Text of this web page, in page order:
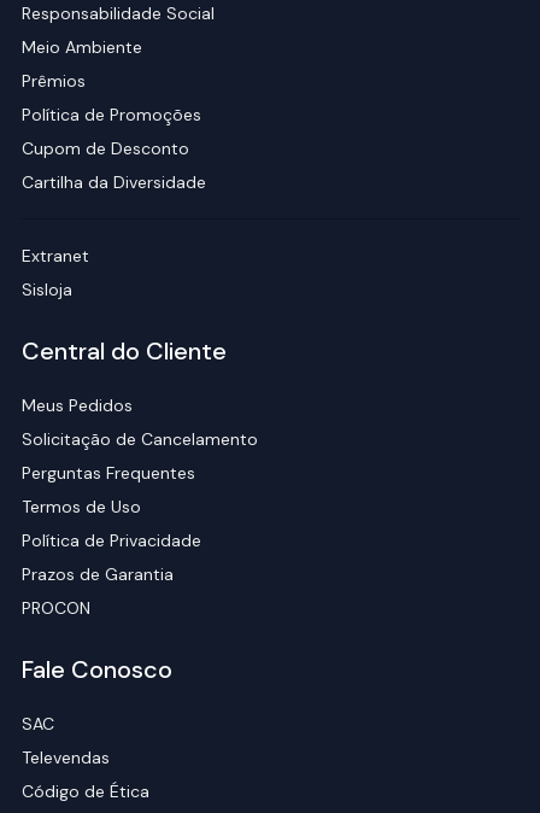
Responsabilidade Social
Meio Ambiente
Prêmios
Política de Promoções
Cupom de Desconto
Cartilha da Diversidade
Extranet
Sisloja
Central do Cliente
Meus Pedidos
Solicitação de Cancelamento
Perguntas Frequentes
Termos de Uso
Política de Privacidade
Prazos de Garantia
PROCON
Fale Conosco
SAC
Televendas
Código de Ética